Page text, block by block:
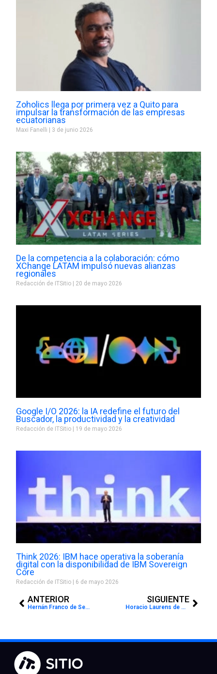
Zoholics llega por primera vez a Quito para
impulsar la transformación de las empresas
ecuatorianas
Maxi Fanelli 3 de junio 2026
De la competencia a la colaboración: cómo
XChange LATAM impulsó nuevas alianzas
regionales
Redacción de ITSitio 20 de mayo 2026
Google I/O 2026: la IA redefine el futuro del
Buscador, la productividad y la creatividad
Redacción de ITSitio 19 de mayo 2026
Think 2026: IBM hace operativa la soberanía
digital con la disponibilidad de IBM Sovereign
Core
Redacción de ITSitio 6 de mayo 2026
ANTERIOR
Hernán Franco de Seagate en #LaPreviaPulsoIT
SIGUIENTE
Horacio Laurens de Grupo Hasar en #LaPreviaPulsoIT